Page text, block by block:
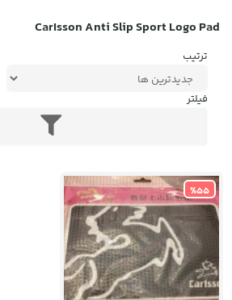
CarIsson Anti Slip Sport Logo Pad
ترتیب
فیلتر
%55